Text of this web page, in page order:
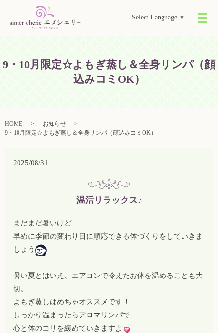
Select Language ▼
メ
9・10月限定☆よもぎ蒸し＆全身リンパ（顔
込みコミOK）
HOME
お知らせ
9・10月限定☆よもぎ蒸し＆全身リンパ（顔込みコミOK）
2025/08/31
温活リラックス♪
まだまだ暑いけど
早めに季節の変わり目に順応できる体づくりをしていきま
しょう
暑い夏とはいえ、エアコンで冷えたお体を温めることも大
切。
よもぎ蒸しはめちゃオススメです！
しっかり温まったらアロマリンパで
心と体のコリを緩めていきますよ